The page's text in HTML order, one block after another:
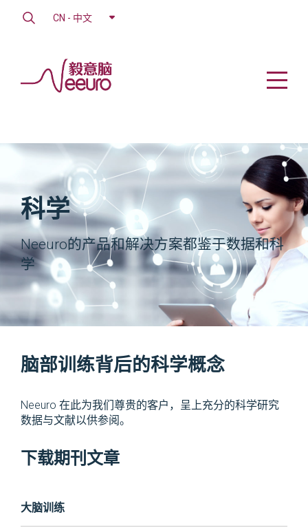
CN - 中文
科学
Neeuro的产品和解决方案都鉴于数据和科
学
脑部训练背后的科学概念
Neeuro 在此为我们尊贵的客户，呈上充分的科学研究
数据与文献以供参阅。
下载期刊文章
大脑训练